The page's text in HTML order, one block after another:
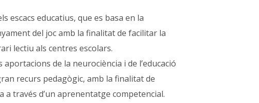
escacs educatius, que es basa en la
del joc amb la finalitat de facilitar la
lectiu als centres escolars.
de la neurociència i de l’educació
recurs pedagògic, amb la finalitat de
través d’un aprenentatge competencial.